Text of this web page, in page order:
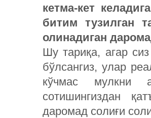
кетма-кет
битим тузилган
олинадиган
Шу тариқа, агар
бўлсангиз, улар
кўчмас мулкни
сотишингиздан
даромад солиғи